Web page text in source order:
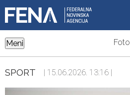
Meni Foto
SPORT | 15.06.2026. 13:16 |